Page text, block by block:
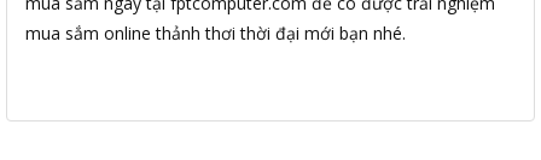
mua sắm online thảnh thơi thời đại mới bạn nhé.